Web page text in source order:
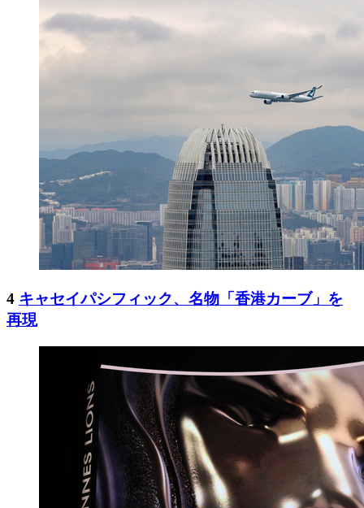
4 キャセイパシフィック、名物「香港カーブ」を
再現